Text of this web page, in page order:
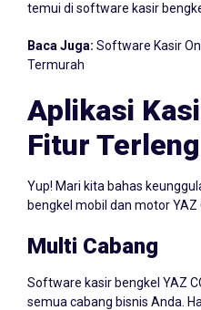
temui di software kasir
Baca Juga: Software Kasir
Termurah
Aplikasi
Fitur
Yup! Mari kita bahas
bengkel mobil dan motor YAZ
Multi Cabang
Software kasir bengkel YAZ
semua cabang bisnis Anda.